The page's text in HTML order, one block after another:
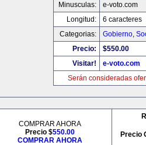
Minusculas:
e-voto.com
Longitud:
6 caracteres
Categorias:
Gobierno,
Precio:
$550.00
Visitar!
e-voto.com
Serán consideradas
COMPRAR AHORA
Precio $550.00
COMPRAR AHORA
Precio